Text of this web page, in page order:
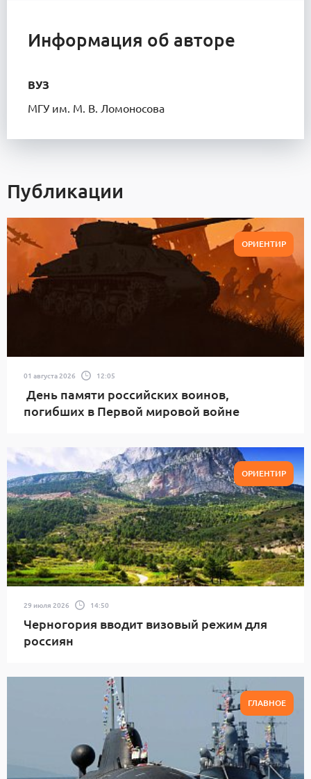
Информация об авторе
ВУЗ
МГУ им. М. В. Ломоносова
Публикации
ОРИЕНТИР
01 августа 2026 12:05
День памяти российских воинов,
погибших в Первой мировой войне
ОРИЕНТИР
29 июля 2026 14:50
Черногория вводит визовый режим для
россиян
ГЛАВНОЕ